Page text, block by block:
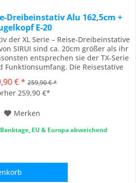
Dreibeinstativ Alu 162,5cm +
E-20
der XL Serie – Reise-Dreibeinstative
SIRUI sind ca. 20cm größer als ihr
entsprechen sie der TX-Serie
Funktionsumfang. Die Reisestative
leicht zu handhaben und bieten
Ihrer...
€ * 259,90 € *
259,90 €*
Merken
EU & Europa abweichend